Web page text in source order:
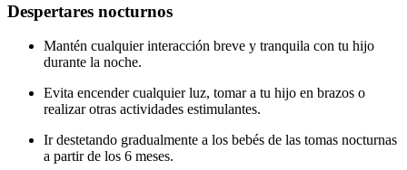
Despertares nocturnos
Mantén cualquier interacción breve y tranquila con tu hijo
durante la noche.
Evita encender cualquier luz, tomar a tu hijo en brazos o
realizar otras actividades estimulantes.
Ir destetando gradualmente a los bebés de las tomas nocturnas
a partir de los 6 meses.